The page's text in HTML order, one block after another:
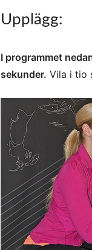
Upplägg:
I programmet
sekunder. Vila i tio